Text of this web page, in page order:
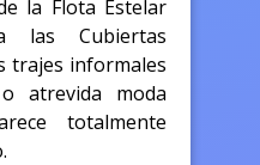
la Flota Estelar
las Cubiertas
trajes informales
atrevida moda
totalmente